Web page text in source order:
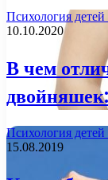
Психология детей
10.10.2020
В чем
Психология детей
15.08.2019